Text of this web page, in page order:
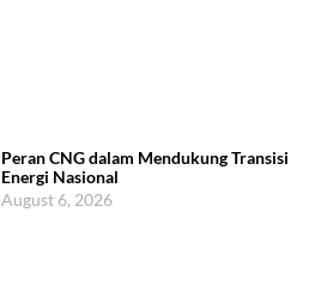
Peran CNG dalam Mendukung Transisi
Energi Nasional
August 6, 2026